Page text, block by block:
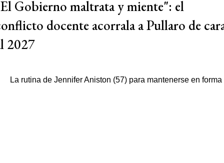
Gobierno maltrata y miente": el
docente acorrala a Pullaro de
2027